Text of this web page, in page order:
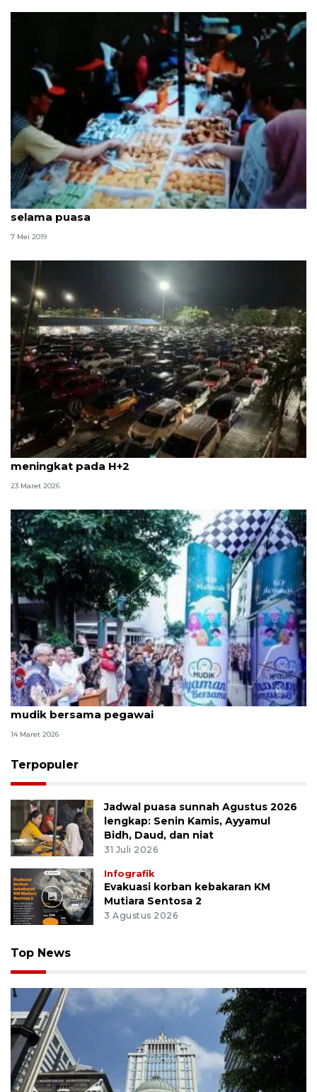
Loka POM Tangerang awasi pedagang makanan
selama puasa
7 Mei 2019
Pemudik arus balik di Pelabuhan Bakauheni mulai
meningkat pada H+2
23 Maret 2026
Kemenkes berangkatkan 1.126 peserta di program
mudik bersama pegawai
14 Maret 2026
Terpopuler
Jadwal puasa sunnah Agustus 2026
lengkap: Senin Kamis, Ayyamul
Bidh, Daud, dan niat
31 Juli 2026
Infografik
Evakuasi korban kebakaran KM
Mutiara Sentosa 2
3 Agustus 2026
Top News